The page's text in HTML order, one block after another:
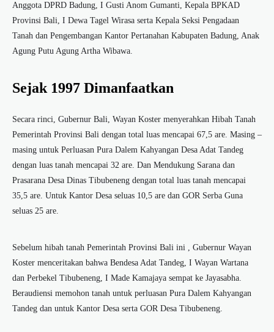
Anggota DPRD Badung, I Gusti Anom Gumanti, Kepala BPKAD
Provinsi Bali, I Dewa Tagel Wirasa serta Kepala Seksi Pengadaan
Tanah dan Pengembangan Kantor Pertanahan Kabupaten Badung, Anak
Agung Putu Agung Artha Wibawa.
Sejak 1997 Dimanfaatkan
Secara rinci, Gubernur Bali, Wayan Koster menyerahkan Hibah Tanah
Pemerintah Provinsi Bali dengan total luas mencapai 67,5 are. Masing –
masing untuk Perluasan Pura Dalem Kahyangan Desa Adat Tandeg
dengan luas tanah mencapai 32 are. Dan Mendukung Sarana dan
Prasarana Desa Dinas Tibubeneng dengan total luas tanah mencapai
35,5 are. Untuk Kantor Desa seluas 10,5 are dan GOR Serba Guna
seluas 25 are.
Sebelum hibah tanah Pemerintah Provinsi Bali ini , Gubernur Wayan
Koster menceritakan bahwa Bendesa Adat Tandeg, I Wayan Wartana
dan Perbekel Tibubeneng, I Made Kamajaya sempat ke Jayasabha.
Beraudiensi memohon tanah untuk perluasan Pura Dalem Kahyangan
Tandeg dan untuk Kantor Desa serta GOR Desa Tibubeneng.